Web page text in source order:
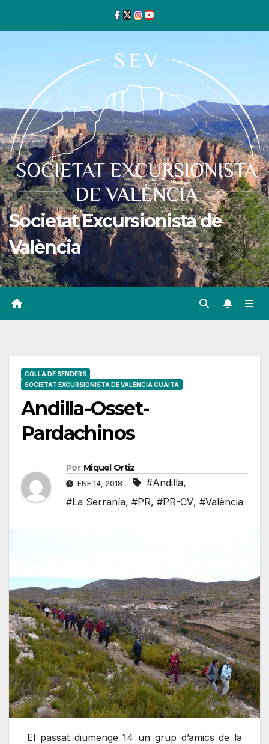
Societat Excursionista de
València
COLLA DE SENDERS
SOCIETAT EXCURSIONISTA DE VALÈNCIA GUAITA
Andilla-Osset-
Pardachinos
Por Miquel Ortiz
ENE 14, 2018 #Andilla,
#La Serranía, #PR, #PR-CV, #València
El passat diumenge 14 un grup d’amics de la